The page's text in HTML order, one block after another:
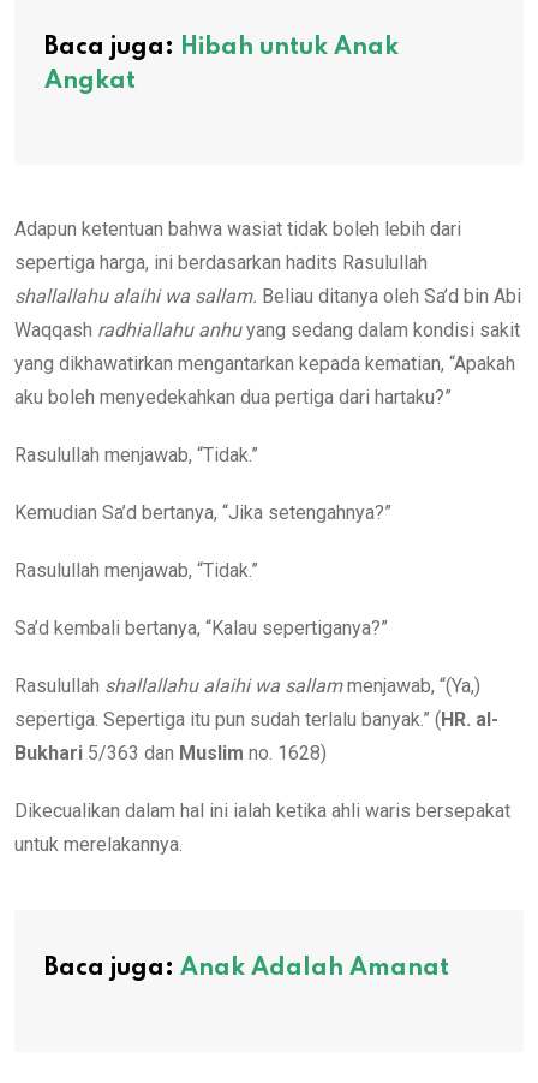
Baca juga: Hibah untuk Anak
Angkat
Adapun ketentuan bahwa wasiat tidak boleh lebih dari
sepertiga harga, ini berdasarkan hadits Rasulullah
shallallahu alaihi wa sallam. Beliau ditanya oleh Sa’d bin Abi
Waqqash radhiallahu anhuyang sedang dalam kondisi sakit
yang dikhawatirkan mengantarkan kepada kematian, “Apakah
aku boleh menyedekahkan dua pertiga dari hartaku?”
Rasulullah menjawab, “Tidak.”
Kemudian Sa’d bertanya, “Jika setengahnya?”
Rasulullah menjawab, “Tidak.”
Sa’d kembali bertanya, “Kalau sepertiganya?”
Rasulullah shallallahu alaihi wa sallammenjawab, “(Ya,)
sepertiga. Sepertiga itu pun sudah terlalu banyak.” (HR. al-
Bukhari 5/363 dan Muslim no. 1628)
Dikecualikan dalam hal ini ialah ketika ahli waris bersepakat
untuk merelakannya.
Baca juga: Anak Adalah Amanat